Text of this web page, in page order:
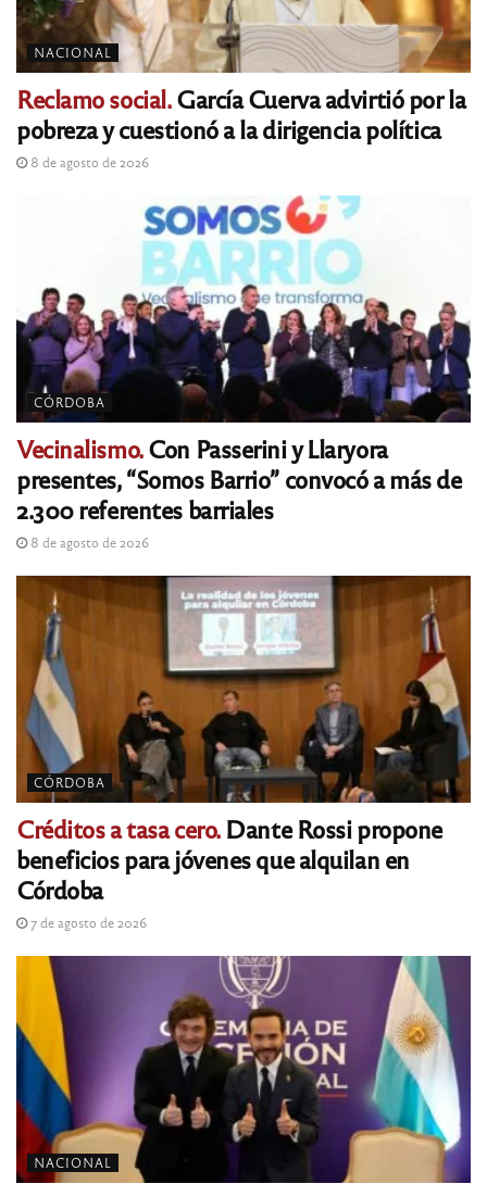
NACIONAL
Reclamo social.García Cuerva advirtió por la
pobreza y cuestionó a la dirigencia política
8 de agosto de 2026
CÓRDOBA
Vecinalismo.Con Passerini y Llaryora
presentes, “Somos Barrio” convocó a más de
2.300 referentes barriales
8 de agosto de 2026
CÓRDOBA
Créditos a tasa cero.Dante Rossi propone
beneficios para jóvenes que alquilan en
Córdoba
7 de agosto de 2026
NACIONAL